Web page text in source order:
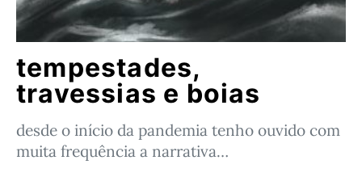
tempestades,
travessias e boias
desde o início da pandemia tenho ouvido com
muita frequência a narrativa…